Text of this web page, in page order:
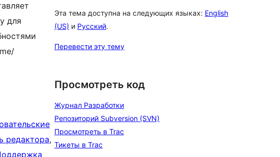
для
редактора
Эта тема доступна на следующих языках: English
(US) и Русский.
Перевести эту тему
Просмотреть код
Журнал Разработки
Репозиторий Subversion (SVN)
Просмотреть в Trac
Тикеты в Trac